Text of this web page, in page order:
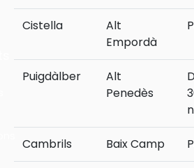
Cistella
Alt
Empordà
Puigdàlber
Alt
Penedès
Cambrils Baix Camp